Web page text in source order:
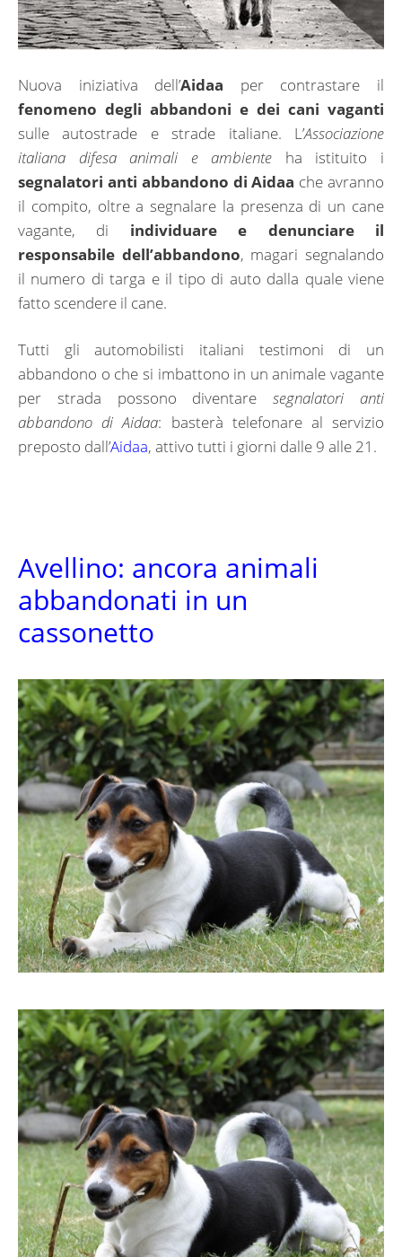
Nuova iniziativa dell’Aidaa per contrastare il
fenomeno degli abbandoni e dei cani vaganti
sulle autostrade e strade italiane. L’Associazione
italiana difesa animali e ambiente ha istituito i
segnalatori anti abbandono di Aidaa che avranno
il compito, oltre a segnalare la presenza di un cane
vagante, di individuare e denunciare il
responsabile dell’abbandono, magari segnalando
il numero di targa e il tipo di auto dalla quale viene
fatto scendere il cane.
Tutti gli automobilisti italiani testimoni di un
abbandono o che si imbattono in un animale vagante
per strada possono diventaresegnalatori anti
abbandono di Aidaa: basterà telefonare al servizio
preposto dall’Aidaa, attivo tutti i giorni dalle 9 alle 21.
Avellino: ancora animali
abbandonati in un
cassonetto